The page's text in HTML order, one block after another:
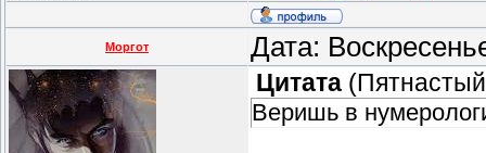
Моргот Дата:
Цитата ( Пятнастый
Веришь в